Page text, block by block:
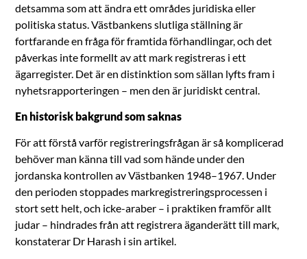
detsamma som att ändra ett områdes juridiska eller
politiska status. Västbankens slutliga ställning är
fortfarande en fråga för framtida förhandlingar, och det
påverkas inte formellt av att mark registreras i ett
ägarregister. Det är en distinktion som sällan lyfts fram i
nyhetsrapporteringen – men den är juridiskt central.
En historisk bakgrund som saknas
För att förstå varför registreringsfrågan är så komplicerad
behöver man känna till vad som hände under den
jordanska kontrollen av Västbanken 1948–1967. Under
den perioden stoppades markregistreringsprocessen i
stort sett helt, och icke-araber – i praktiken framför allt
judar – hindrades från att registrera äganderätt till mark,
konstaterar Dr Harash i sin artikel.